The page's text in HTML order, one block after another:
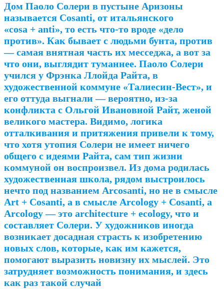
Дом Паоло Солери в пустыне Аризоны
называется Cosanti, от итальянского
«cosa + anti», то есть что-то вроде «дело
против». Как бывает с людьми бунта, против
— самая внятная часть их месседжа, а вот за
что они, выглядит туманнее. Паоло Солери
учился у Фрэнка Ллойда Райта, в
художественной коммуне «Талиесин-Вест», и
его оттуда выгнали — вероятно, из-за
конфликта с Ольгой Ивановной Райт, женой
великого мастера. Видимо, логика
отталкивания и притяжения привели к тому,
что хотя утопия Солери не имеет ничего
общего с идеями Райта, сам тип жизни
коммуной он воспроизвел. Из дома родилась
художественная школа, рядом выстроилось
нечто под названием Arcosanti, но не в смысле
Art + Cosanti, a в смысле Arcology + Cosanti, а
Arcology — это architecture + ecology, что и
составляет Солери. У художников иногда
возникает досадная страсть к изобретению
новых слов, которые, как им кажется,
помогают выразить новизну их мыслей. Это
затрудняет возможность понимания, и здесь
как раз такой случай